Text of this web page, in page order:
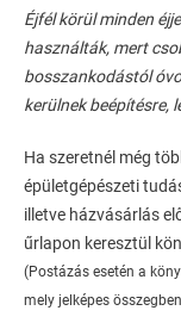
Éjfél körül minden
használták, mert
bosszankodástól
kerülnek beépítésre,
Ha szeretnél még
épületgépészeti
illetve házvásárlás
űrlapon keresztül
(Postázás esetén a
mely jelképes